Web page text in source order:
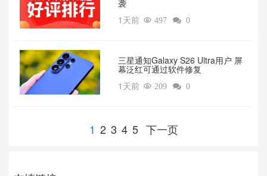
袭
1天前  497  0
三星通知Galaxy S26 Ultra用户 屏
幕泛红可通过软件修复
1天前  209  0
1 2 3 4 5 下一页